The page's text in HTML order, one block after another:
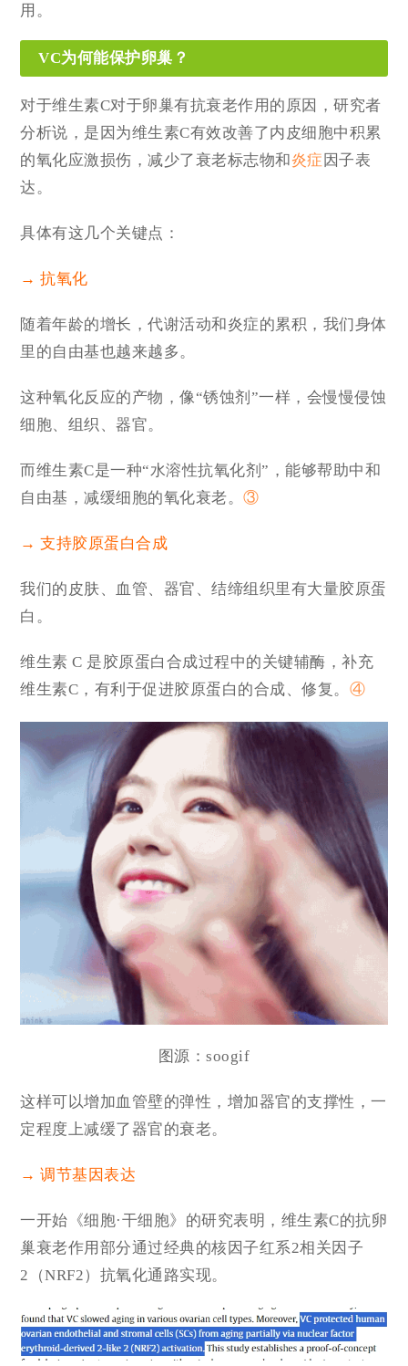
用。
VC为何能保护卵巢？
对于维生素C对于卵巢有抗衰老作用的原因，研究者
分析说，是因为维生素C有效改善了内皮细胞中积累
的氧化应激损伤，减少了衰老标志物和炎症 因子表
达。
具体有这几个关键点：
→ 抗氧化
随着年龄的增长，代谢活动和炎症的累积，我们身体
里的自由基也越来越多。
这种氧化反应的产物，像“锈蚀剂”一样，会慢慢侵蚀
细胞、组织、器官。
而维生素C是一种“水溶性抗氧化剂”，能够帮助中和
自由基，减缓细胞的氧化衰老。③
→ 支持胶原蛋白合成
我们的皮肤、血管、器官、结缔组织里有大量胶原蛋
白。
维生素 C 是胶原蛋白合成过程中的关键辅酶，补充
维生素C，有利于促进胶原蛋白的合成、修复。 ④
图源：soogif
这样可以增加血管壁的弹性，增加器官的支撑性，一
定程度上减缓了器官的衰老。
→ 调节基因表达
一开始《细胞·干细胞》的研究表明，维生素C的抗卵
巢衰老作用部分通过经典的核因子红系2相关因子
2（NRF2）抗氧化通路实现。